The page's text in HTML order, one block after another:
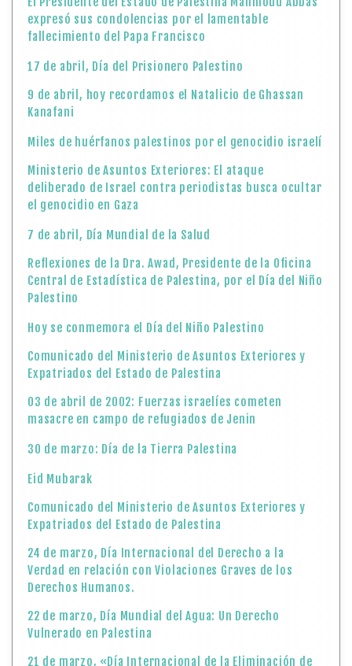
expresó sus condolencias por el lamentable
fallecimiento del Papa Francisco
17 de abril, Día del Prisionero Palestino
9 de abril, hoy recordamos el Natalicio de Ghassan
Kanafani
Miles de huérfanos palestinos por el genocidio israelí
Ministerio de Asuntos Exteriores: El ataque
deliberado de Israel contra periodistas busca ocultar
el genocidio en Gaza
7 de abril, Día Mundial de la Salud
Reflexiones de la Dra. Awad, Presidente de la Oficina
Central de Estadística de Palestina, por el Día del Niño
Palestino
Hoy se conmemora el Día del Niño Palestino
Comunicado del Ministerio de Asuntos Exteriores y
Expatriados del Estado de Palestina
03 de abril de 2002: Fuerzas israelíes cometen
masacre en campo de refugiados de Jenin
30 de marzo: Día de la Tierra Palestina
Eid Mubarak
Comunicado del Ministerio de Asuntos Exteriores y
Expatriados del Estado de Palestina
24 de marzo, Día Internacional del Derecho a la
Verdad en relación con Violaciones Graves de los
Derechos Humanos.
22 de marzo, Día Mundial del Agua: Un Derecho
Vulnerado en Palestina
21 de marzo, «Día Internacional de la Eliminación de